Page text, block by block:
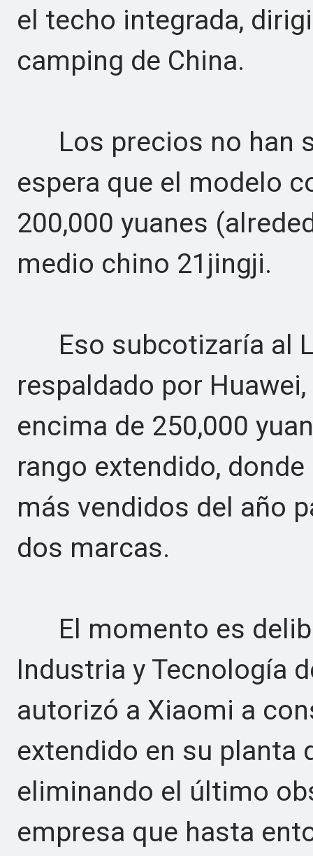
el techo integrada,
camping de China.
Los precios no han
espera que el modelo
200,000 yuanes
medio chino 21jingji.
Eso subcotizaría al
respaldado por
encima de 250,000
rango extendido,
más vendidos del año
dos marcas.
El momento es
Industria y Tecnología
autorizó a Xiaomi a
extendido en su planta
eliminando el último
empresa que hasta